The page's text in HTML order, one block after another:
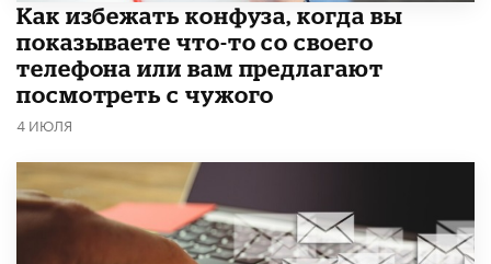
Как избежать конфуза, когда вы
показываете что-то со своего
телефона или вам предлагают
посмотреть с чужого
4 ИЮЛЯ